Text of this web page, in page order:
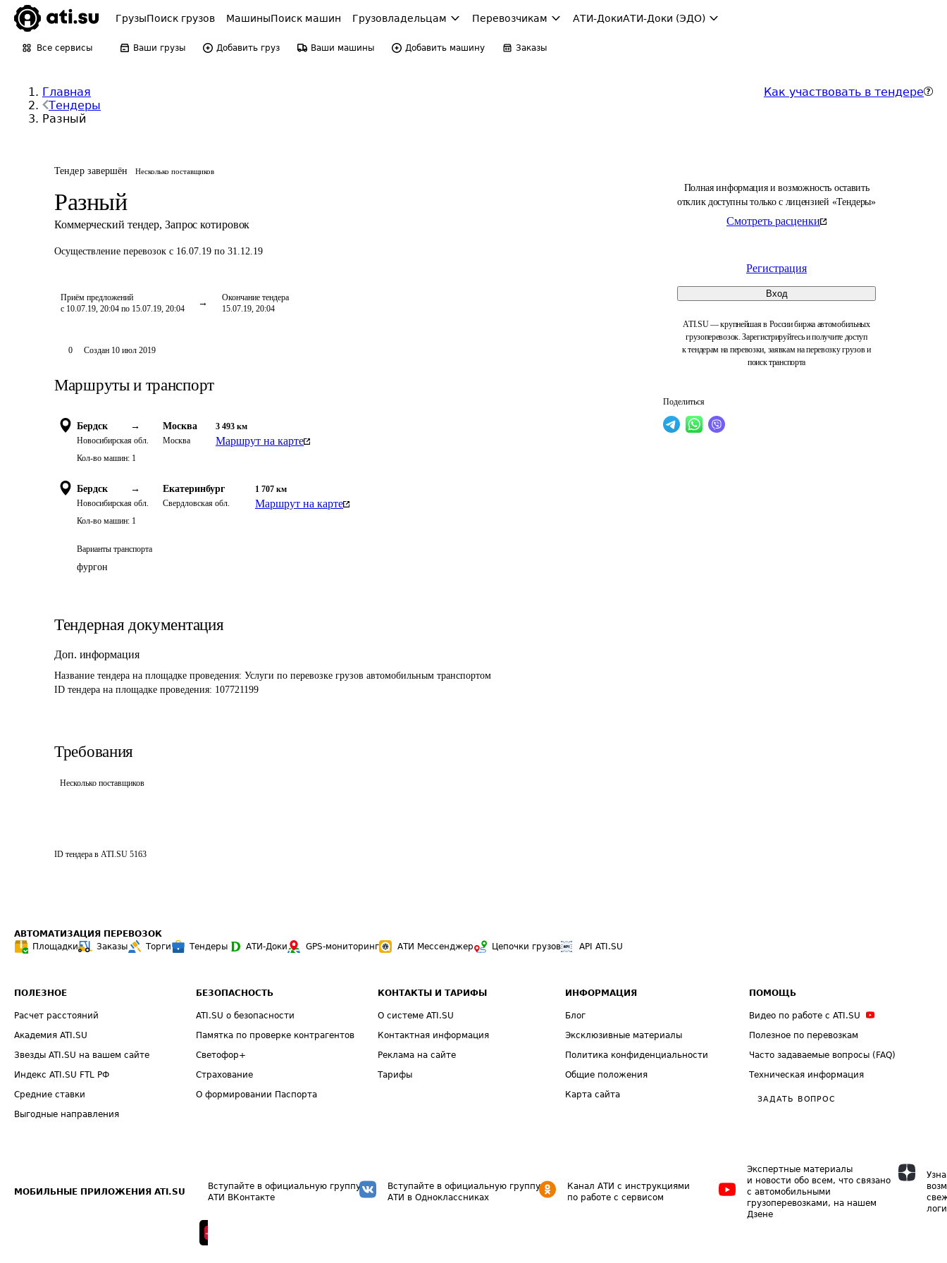
ГрузыПоиск грузов МашиныПоиск машин Грузовладельцам Перевозчикам АТИ-ДокиАТИ-Доки (ЭДО)
Все сервисы Ваши грузы Добавить груз Ваши машины Добавить машину Заказы
Главная
Тендеры
Разный
Как участвовать в тендере
Тендер завершён Несколько поставщиков
Разный
Коммерческий тендер, Запрос котировок
Осуществление перевозок с 16.07.19 по 31.12.19
Приём предложений
с 10.07.19, 20:04 по 15.07.19, 20:04
Окончание тендера
15.07.19, 20:04
Полная информация и возможность оставить
отклик доступны только с лицензией «Тендеры»
Смотреть расценки
Регистрация
Вход
ATI.SU — крупнейшая в России биржа автомобильных
грузоперевозок. Зарегистрируйтесь и получите доступ
к тендерам на перевозки, заявкам на перевозку грузов и
поиск транспорта
Поделиться
0 Создан 10 июл 2019
Маршруты и транспорт
Бердск →
Новосибирская обл.
Москва
Москва
3 493 км
Маршрут на карте
Кол-во машин: 1
Бердск →
Новосибирская обл.
Екатеринбург
Свердловская обл.
1 707 км
Маршрут на карте
Кол-во машин: 1
Варианты транспорта
фургон
Тендерная документация
Доп. информация
Название тендера на площадке проведения: Услуги по перевозке грузов автомобильным транспортом
ID тендера на площадке проведения: 107721199
Требования
Несколько поставщиков
ID тендера в ATI.SU 5163
АВТОМАТИЗАЦИЯ ПЕРЕВОЗОК
Площадки
Заказы Торги Тендеры АТИ-Доки GPS-мониторинг АТИ Мессенджер Цепочки грузов API ATI.SU
ПОЛЕЗНОЕ
Расчет расстояний
Академия ATI.SU
Звезды ATI.SU на вашем сайте
Индекс ATI.SU FTL РФ
Средние ставки
Выгодные направления
БЕЗОПАСНОСТЬ
ATI.SU о безопасности
Памятка по проверке контрагентов
Светофор+
Страхование
О формировании Паспорта
КОНТАКТЫ И ТАРИФЫ
О системе ATI.SU
Контактная информация
Реклама на сайте
Тарифы
ИНФОРМАЦИЯ
Блог
Эксклюзивные материалы
Политика конфиденциальности
Общие положения
Карта сайта
ПОМОЩЬ
Видео по работе с ATI.SU
Полезное по перевозкам
Часто задаваемые вопросы (FAQ)
Техническая информация
ЗАДАТЬ ВОПРОС
МОБИЛЬНЫЕ ПРИЛОЖЕНИЯ ATI.SU
Вступайте в официальную группу
АТИ ВКонтакте
Вступайте в официальную группу
АТИ в Одноклассниках
Канал АТИ с инструкциями
по работе с сервисом
Экспертные материалы
и новости обо всем, что связано
с автомобильными
грузоперевозками, на нашем
Дзене